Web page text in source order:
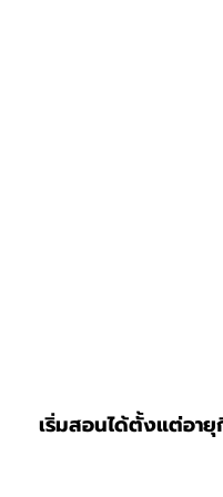
เริ่มสอนได้ตั้งแต่อา